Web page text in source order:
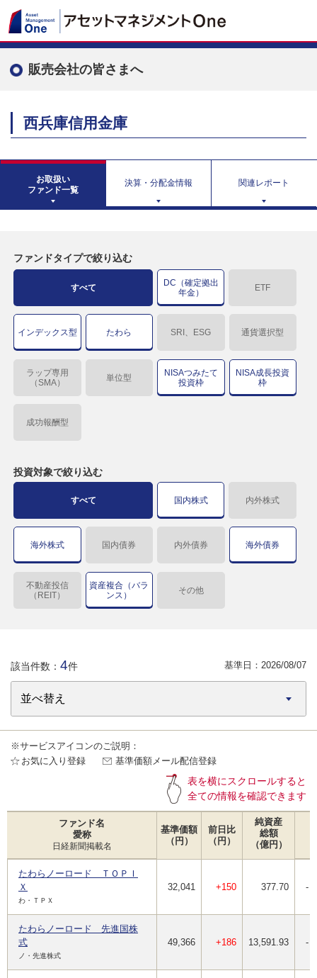
販売会社の皆さまへ
西兵庫信用金庫
お取扱い
ファンド一覧
決算・分配金情報 関連レポート
ファンドタイプで絞り込む
すべて
DC（確定拠出
年金）
ETF
インデックス型 たわら SRI、ESG 通貨選択型
ラップ専用
（SMA）
単位型
NISAつみたて
投資枠
NISA成長投資
枠
成功報酬型
投資対象で絞り込む
すべて 国内株式 内外株式
海外株式 国内債券 内外債券 海外債券
不動産投信
（REIT）
資産複合（バラ
ンス）
その他
該当件数： 4件 基準日： 2026/08/07
※サービスアイコンのご説明：
お気に入り登録
基準価額メール配信登録
表を横にスクロールすると
全ての情報を確認できます
ファンド名
愛称
日経新聞掲載名
基準価額
（円）
前日比
（円）
純資産
総額
（億円）
たわらノーロード ＴＯＰＩ
Ｘ
わ・ＴＰＸ
32,041 +150 377.70 -
たわらノーロード 先進国株
式
ノ・先進株式
49,366 +186 13,591.93 -